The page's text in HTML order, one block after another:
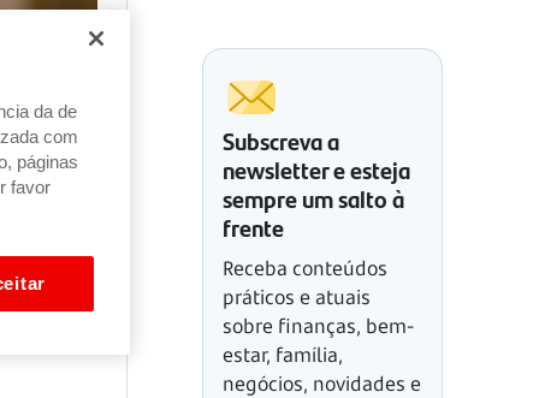
Subscreva a
newsletter e esteja
sempre um salto à
frente
Receba conteúdos
práticos e atuais
sobre finanças, bem-
estar, família,
negócios, novidades e
da de
com
páginas
favor